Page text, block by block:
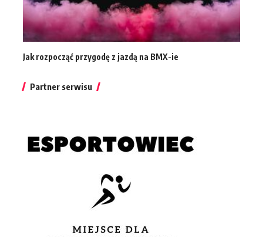
Jak rozpocząć przygodę z jazdą na BMX-ie
Partner serwisu